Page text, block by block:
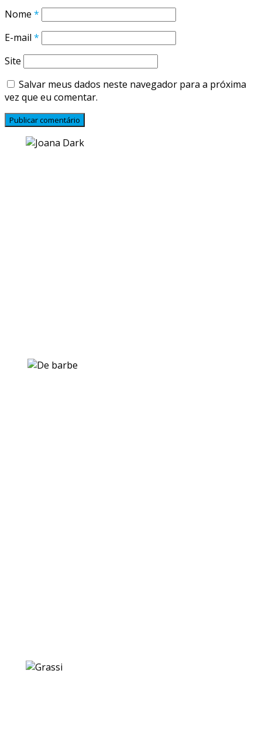
Nome *
E-mail *
Site
Salvar meus dados neste navegador para a próxima
vez que eu comentar.